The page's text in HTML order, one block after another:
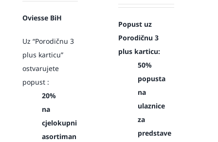
Oviesse BiH
Uz “Porodičnu 3
plus karticu”
ostvarujete
popust :
20%
na
cjelokupni
asortiman
Popust uz
Porodičnu 3
plus karticu:
50%
popusta
na
ulaznice
za
predstave